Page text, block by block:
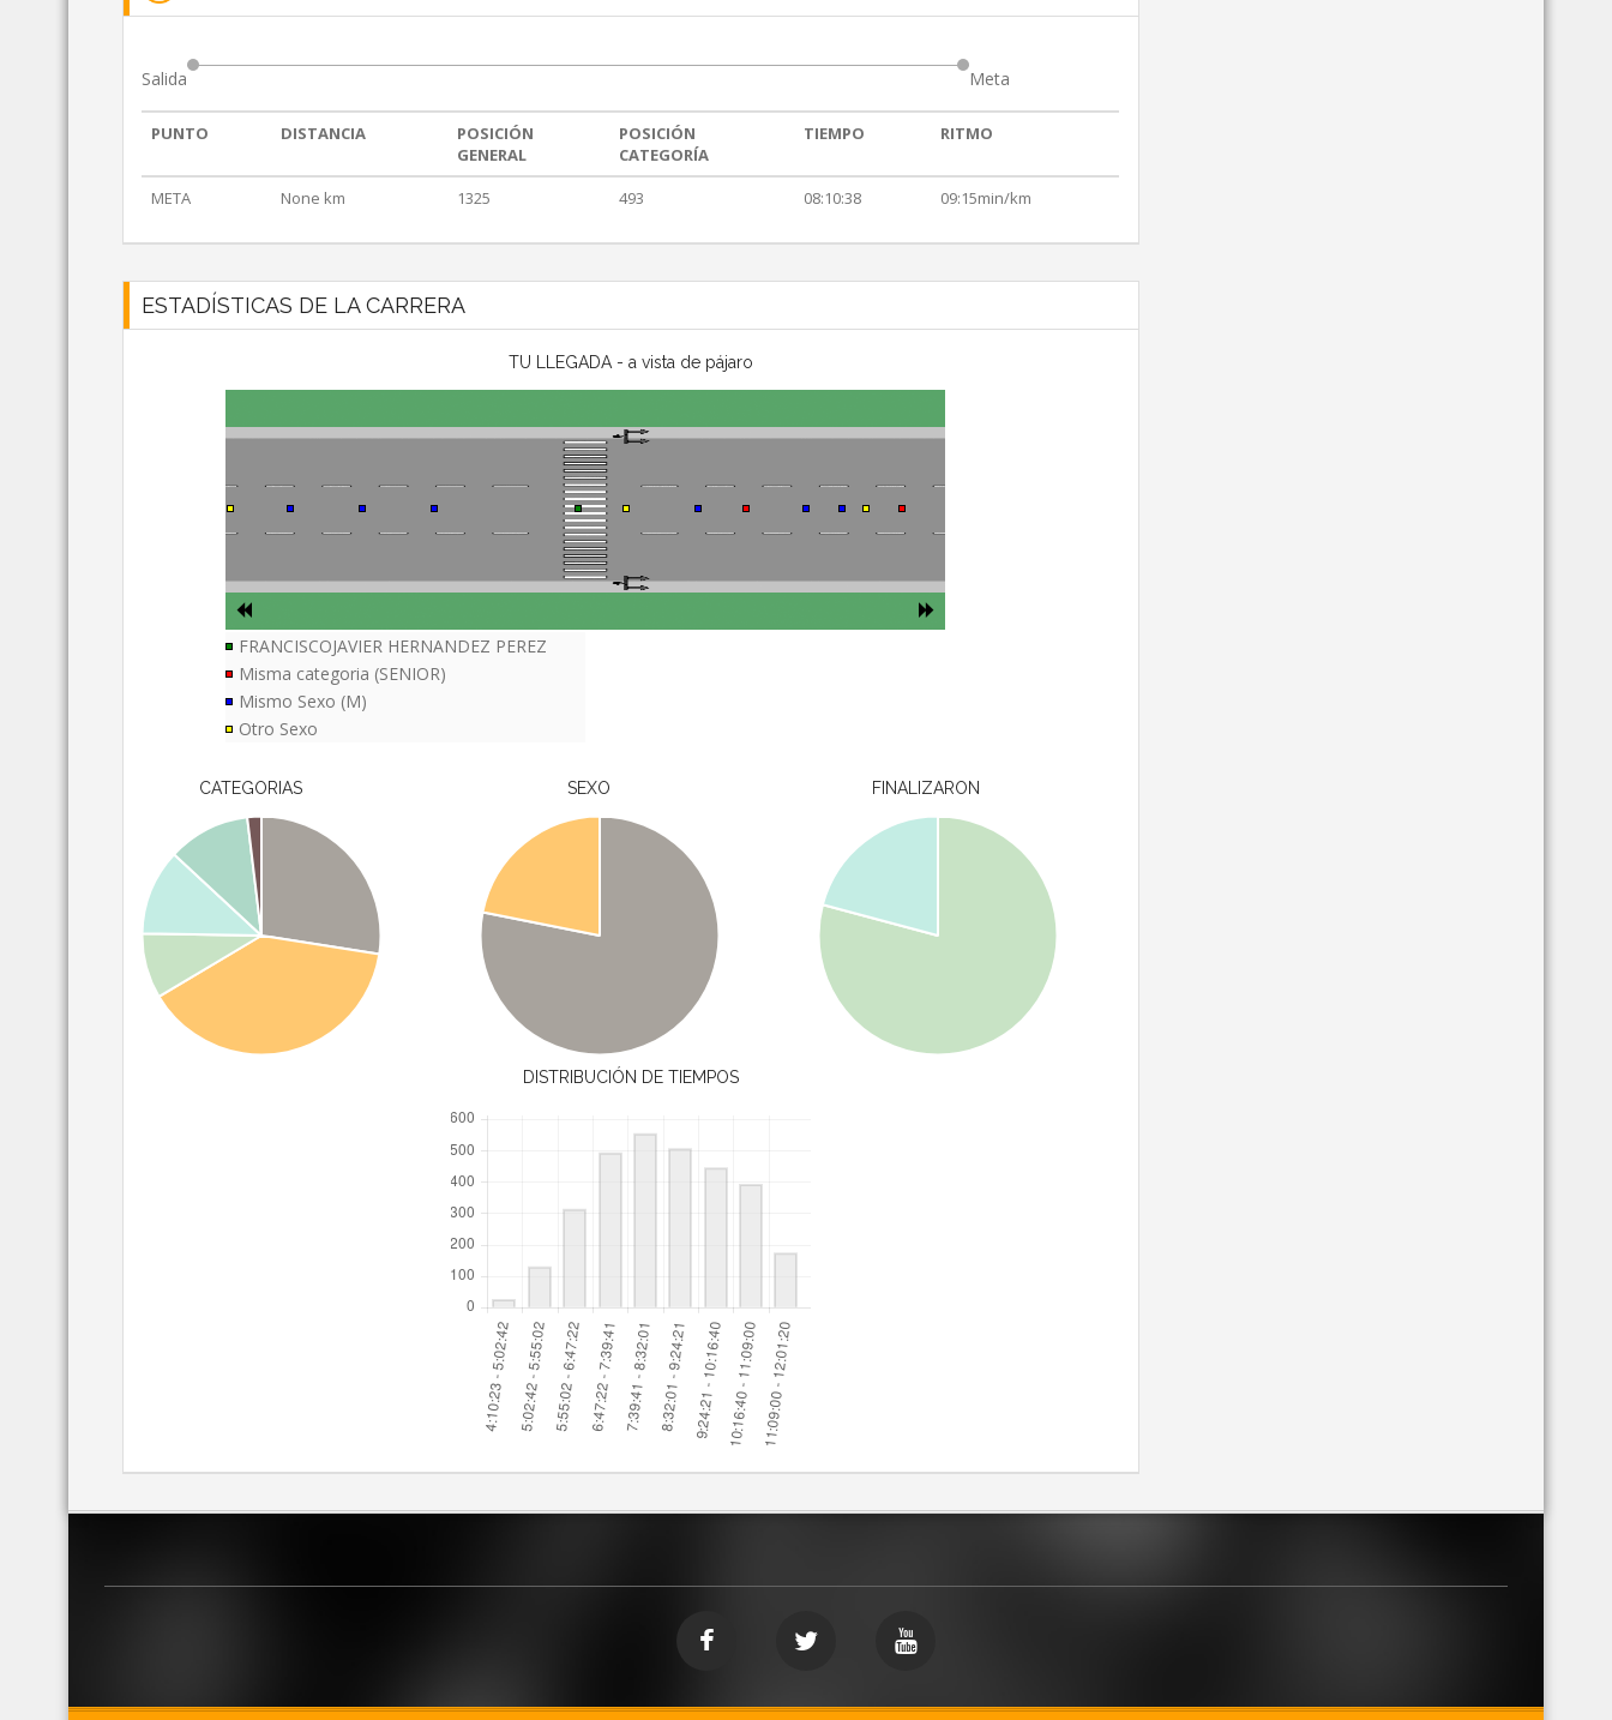
Salida Meta
PUNTO DISTANCIA
POSICIÓN
GENERAL
POSICIÓN
CATEGORÍA
TIEMPO RITMO
META None km 1325 493 08:10:38 09:15min/km
ESTADÍSTICAS DE LA CARRERA
TU LLEGADA - a vista de pájaro
FRANCISCOJAVIER HERNANDEZ PEREZ
Misma categoria (SENIOR)
Mismo Sexo (M)
Otro Sexo
CATEGORIAS SEXO FINALIZARON
DISTRIBUCIÓN DE TIEMPOS